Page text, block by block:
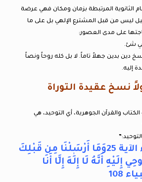
الثانوية المرتبطة بزمان ومكان فهي عرضة
ليس من قبل المشترع الإلهي بل على ما
على مدى العصور:
شئ.
دين بدين جهلاً تاماً. لا بل كله روحاً ونصاً
إليه.
نسخ عقيدة التوراة
والقرآن الجوهرية، أي التوحيد، هي
( سورة الأنبياء الآية 25وَمَا أَرْسَلْنَا مِن قَبْلِكَ
إِلَيْهِ أَنَّهُ لَا إِلَٰهَ إِلَّا أَنَا
108